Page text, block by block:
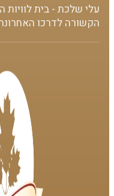
עלי שלכת - בית לוויות
הקשורה לדרכו